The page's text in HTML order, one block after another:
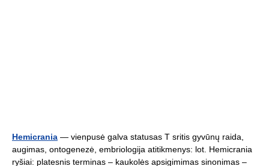
Hemicrania — vienpusė galva statusas T sritis gyvūnų raida,
augimas, ontogenezė, embriologija atitikmenys: lot. Hemicrania
ryšiai: platesnis terminas – kaukolės apsigimimas sinonimas –